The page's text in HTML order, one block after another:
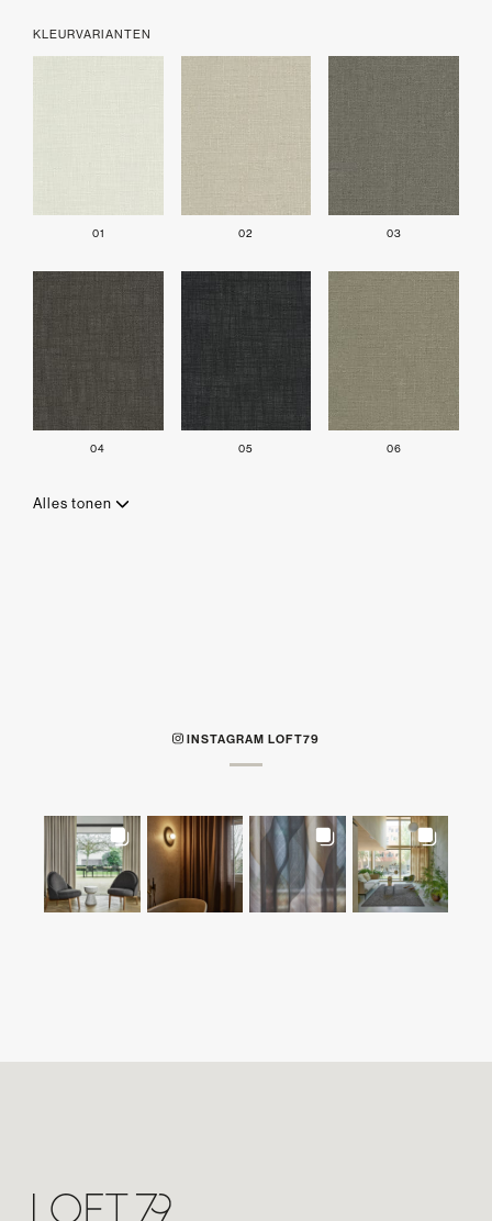
KLEURVARIANTEN
01 02 03
04 05 06
Alles tonen
INSTAGRAM LOFT79